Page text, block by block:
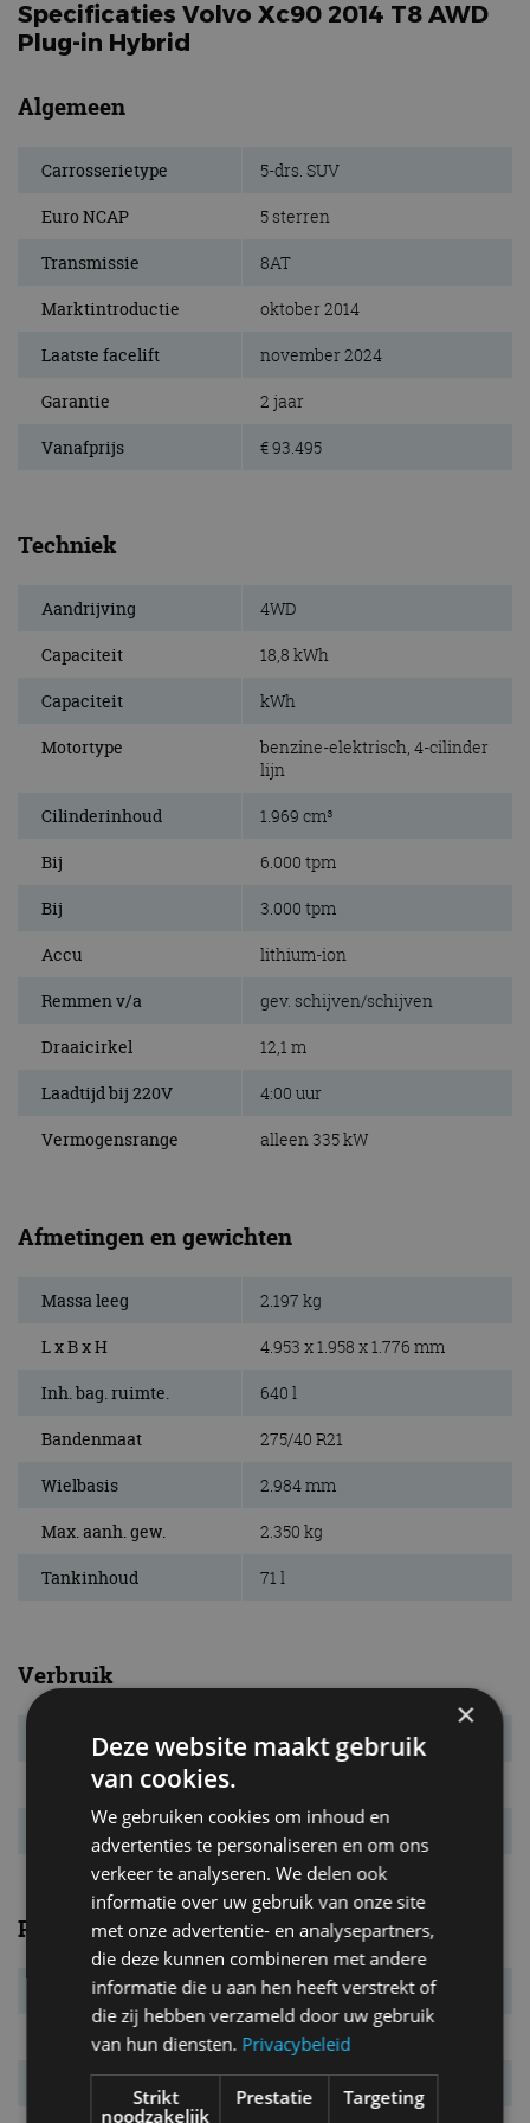
Specificaties Volvo Xc90 2014 T8 AWD
Plug-in Hybrid
Algemeen
Carrosserietype 5-drs. SUV
Euro NCAP 5 sterren
Transmissie 8AT
Marktintroductie oktober 2014
Laatste facelift november 2024
Garantie 2 jaar
Vanafprijs € 93.495
Techniek
Aandrijving 4WD
Capaciteit 18,8 kWh
Capaciteit kWh
Motortype
benzine-elektrisch, 4-cilinder
lijn
Cilinderinhoud 1.969 cm³
Bij 6.000 tpm
Bij 3.000 tpm
Accu lithium-ion
Remmen v/a gev. schijven/schijven
Draaicirkel 12,1 m
Laadtijd bij 220V 4:00 uur
Vermogensrange alleen 335 kW
Afmetingen en gewichten
Massa leeg 2.197 kg
L x B x H 4.953 x 1.958 x 1.776 mm
Inh. bag. ruimte. 640 l
Bandenmaat 275/40 R21
Wielbasis 2.984 mm
Max. aanh. gew. 2.350 kg
Tankinhoud 71 l
Verbruik
Verbr. gecomb. 1,2 l/100km
CO₂-emissie
Energielabel A
Prestaties
Elek. actieradius 70 km
Systeemvermogen 335 kW (455 pk)
×
Deze website maakt gebruik
van cookies.
We gebruiken cookies om inhoud en
advertenties te personaliseren en om ons
verkeer te analyseren. We delen ook
informatie over uw gebruik van onze site
met onze advertentie- en analysepartners,
die deze kunnen combineren met andere
informatie die u aan hen heeft verstrekt of
die zij hebben verzameld door uw gebruik
van hun diensten. Privacybeleid
Strikt
noodzakelijk
Prestatie Targeting